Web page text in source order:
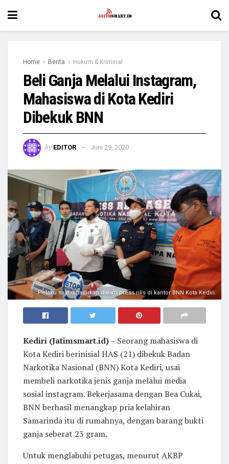
Home Berita Hukum & Kriminal
Beli Ganja Melalui Instagram,
Mahasiswa di Kota Kediri
Dibekuk BNN
by EDITOR Juni 29, 2020
Pelaku saat dihadirkan dalam press rilis di kantor BNN Kota Kediri.
Kediri (Jatimsmart.id)– Seorang mahasiswa di
Kota Kediri berinisial HAS (21) dibekuk Badan
Narkotika Nasional (BNN) Kota Kediri, usai
membeli narkotika jenis ganja melalui media
sosial instagram. Bekerjasama dengan Bea Cukai,
BNN berhasil menangkap pria kelahiran
Samarinda itu di rumahnya, dengan barang bukti
ganja seberat 23 gram.
Untuk menglabuhi petugas, menurut AKBP